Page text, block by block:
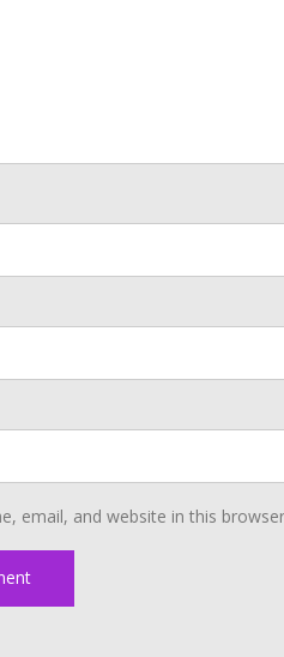
email, and website in this